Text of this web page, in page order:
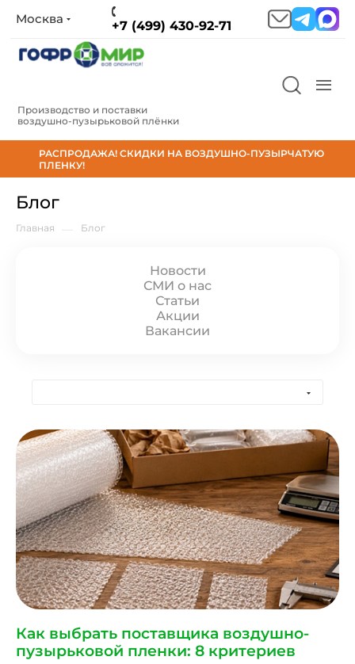
Москва +7 (499) 430-92-71
Производство и поставки
воздушно‑пузырьковой плёнки
РАСПРОДАЖА! СКИДКИ НА ВОЗДУШНО-ПУЗЫРЧАТУЮ
ПЛЕНКУ!
Блог
Главная Блог
Новости
СМИ о нас
Статьи
Акции
Вакансии
Как выбрать поставщика воздушно-
пузырьковой пленки: 8 критериев